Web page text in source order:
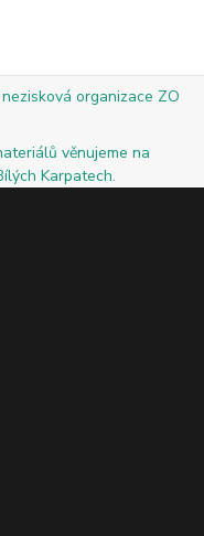
organizace ZO
věnujeme na
Karpatech.